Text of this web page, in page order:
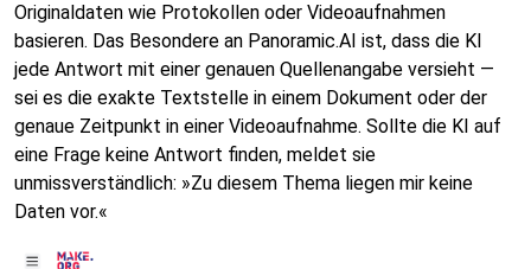
Originaldaten wie Protokollen oder Videoaufnahmen
basieren. Das Besondere an Panoramic.AI ist, dass die KI
jede Antwort mit einer genauen Quellenangabe versieht —
sei es die exakte Textstelle in einem Dokument oder der
genaue Zeitpunkt in einer Videoaufnahme. Sollte die KI auf
eine Frage keine Antwort finden, meldet sie
unmissverständlich: »Zu diesem Thema liegen mir keine
Daten vor.«